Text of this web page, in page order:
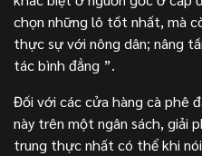
chọn những lô tốt nhất, mà
thực sự với nông dân; nâng
tác bình đẳng ”.
Đối với các cửa hàng cà phê
này trên một ngân sách, giải
trung thực nhất có thể khi